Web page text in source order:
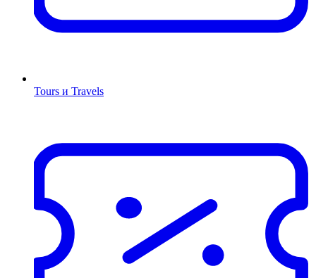
Tours и Travels